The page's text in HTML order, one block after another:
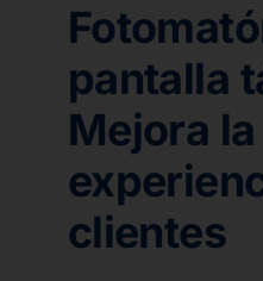
pantalla
Mejora la
clientes